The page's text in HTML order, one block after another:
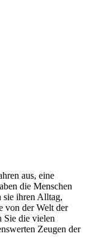
aus, eine
die Menschen
sie ihren Alltag,
von der Welt der
Sie die vielen
Zeugen der